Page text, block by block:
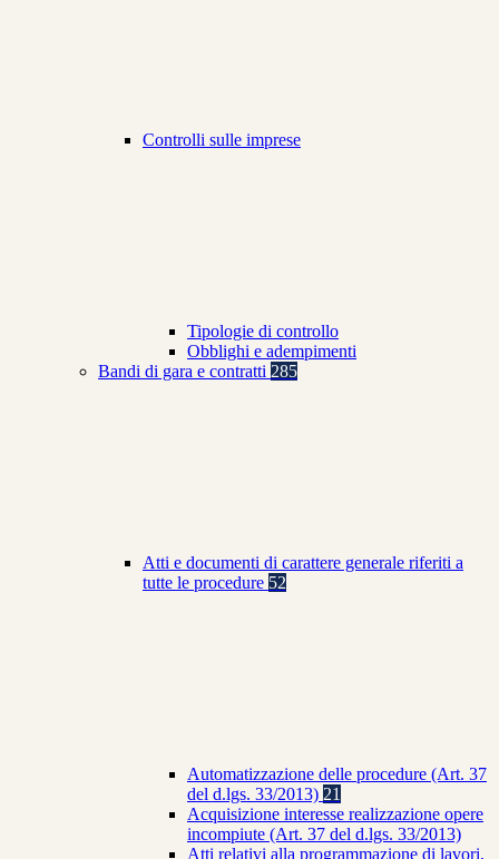
Controlli sulle imprese
Tipologie di controllo
Obblighi e adempimenti
Bandi di gara e contratti 285
Atti e documenti di carattere generale riferiti a
tutte le procedure 52
Automatizzazione delle procedure (Art. 37
del d.lgs. 33/2013) 21
Acquisizione interesse realizzazione opere
incompiute (Art. 37 del d.lgs. 33/2013)
Atti relativi alla programmazione di lavori,